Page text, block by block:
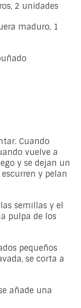
2 unidades
maduro, 1
Cuando
vuelve a
y se dejan un
y pelan
semillas y el
pulpa de los
pequeños
se corta a
añade una